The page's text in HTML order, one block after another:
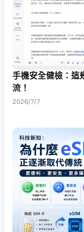
手機安全健檢：這
流！
2026/7/7